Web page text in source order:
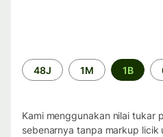
Periode
waktu
48J 1M 1B
Kami menggunakan nilai tukar
sebenarnya tanpa markup